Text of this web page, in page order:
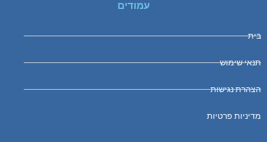
עמודים
בית
תנאי שימוש
הצהרת נגישות
מדיניות פרטיות